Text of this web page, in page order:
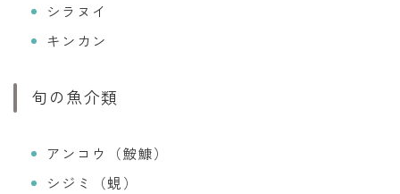
シラヌイ
キンカン
旬の魚介類
アンコウ（鮟鱇）
シジミ（蜆）